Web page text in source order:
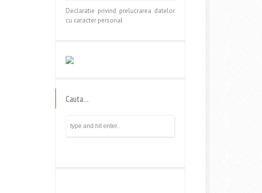
Declaratie privind prelucrarea datelor
cu caracter personal
Cauta…